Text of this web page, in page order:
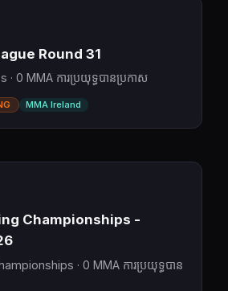
Round 31
0 MMA ការប្រយុទ្ធបានប្រកាស
MMA Ireland
Championships -
· 0 MMA ការប្រយុទ្ធបាន